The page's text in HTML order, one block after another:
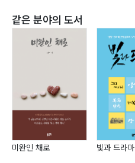
28. 바라보기… 77
29. 사진 Ⅱ… 79
30. 매트릭스 리저랙션… 83
1. 천 일 동안… 87
2. 왜, 너의 이름을 부르지
같은 분야의 도서
미완인 채로 빛과 드라마